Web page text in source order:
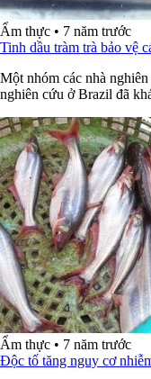
Ẩm thực • 7 năm trước
Tinh dầu tràm trà bảo vệ
Một nhóm các nhà
nghiên cứu ở Brazil đã
Ẩm thực • 7 năm trước
Độc tố tăng nguy cơ